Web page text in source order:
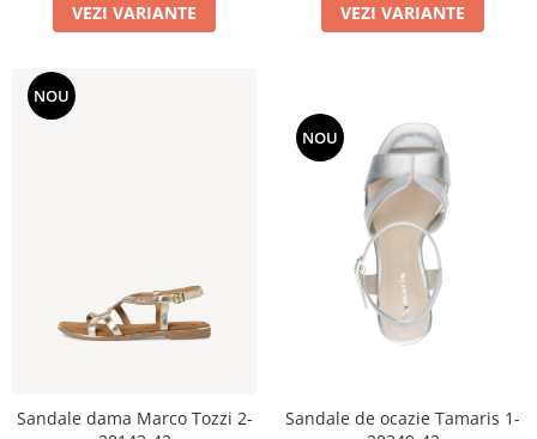
VEZI VARIANTE VEZI VARIANTE
NOU
Sandale dama Marco Tozzi 2-
NOU
Sandale de ocazie Tamaris 1-